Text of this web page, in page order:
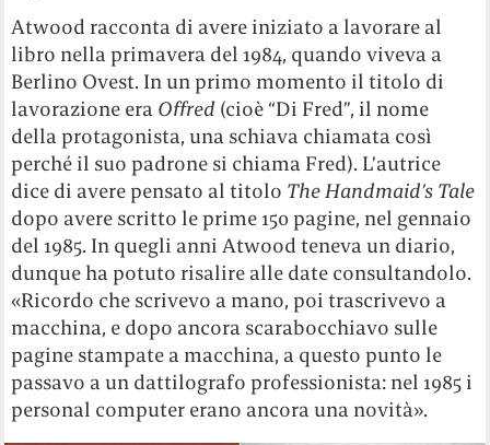
Atwood racconta di avere iniziato a lavorare al
libro nella primavera del 1984, quando viveva a
Berlino Ovest. In un primo momento il titolo di
lavorazione era Offred (cioè “Di Fred”, il nome
della protagonista, una schiava chiamata così
perché il suo padrone si chiama Fred). L’autrice
dice di avere pensato al titolo The Handmaid’s Tale
dopo avere scritto le prime 150 pagine, nel gennaio
del 1985. In quegli anni Atwood teneva un diario,
dunque ha potuto risalire alle date consultandolo.
«Ricordo che scrivevo a mano, poi trascrivevo a
macchina, e dopo ancora scarabocchiavo sulle
pagine stampate a macchina, a questo punto le
passavo a un dattilografo professionista: nel 1985 i
personal computer erano ancora una novità».